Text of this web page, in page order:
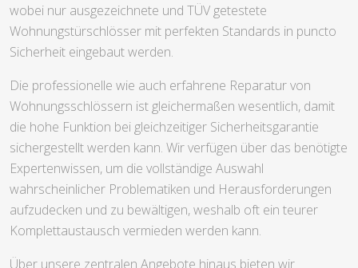
wobei nur ausgezeichnete und TÜV getestete
Wohnungstürschlösser mit perfekten Standards in puncto
Sicherheit eingebaut werden.
Die professionelle wie auch erfahrene Reparatur von
Wohnungsschlössern ist gleichermaßen wesentlich, damit
die hohe Funktion bei gleichzeitiger Sicherheitsgarantie
sichergestellt werden kann. Wir verfügen über das benötigte
Expertenwissen, um die vollständige Auswahl
wahrscheinlicher Problematiken und Herausforderungen
aufzudecken und zu bewältigen, weshalb oft ein teurer
Komplettaustausch vermieden werden kann.
Über unsere zentralen Angebote hinaus bieten wir